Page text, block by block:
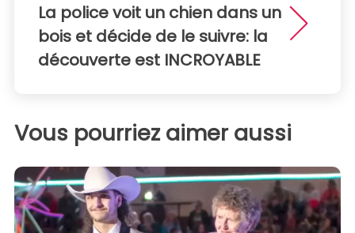
La police voit un chien dans un
bois et décide de le suivre: la
découverte est INCROYABLE
Vous pourriez aimer aussi